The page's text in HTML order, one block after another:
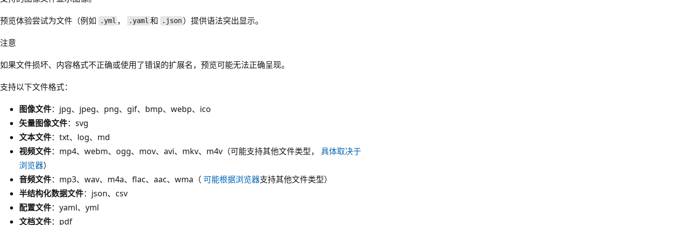
预览体验尝试为文件（例如
.yml ， .yaml 和 .json ）提供语法突出显示。
注意
如果文件损坏、内容格式不正确或使用了错误的扩展名，预览可能无法正确呈现。
支持以下文件格式：
图像文件：jpg、jpeg、png、gif、bmp、webp、ico
矢量图像文件：svg
文本文件：txt、log、md
视频文件：mp4、webm、ogg、mov、avi、mkv、m4v（可能支持其他文件类型， 具体取决于
浏览器）
音频文件：mp3、wav、m4a、flac、aac、wma（ 可能根据浏览器支持其他文件类型）
半结构化数据文件：json、csv
配置文件：yaml、yml
文档文件：pdf